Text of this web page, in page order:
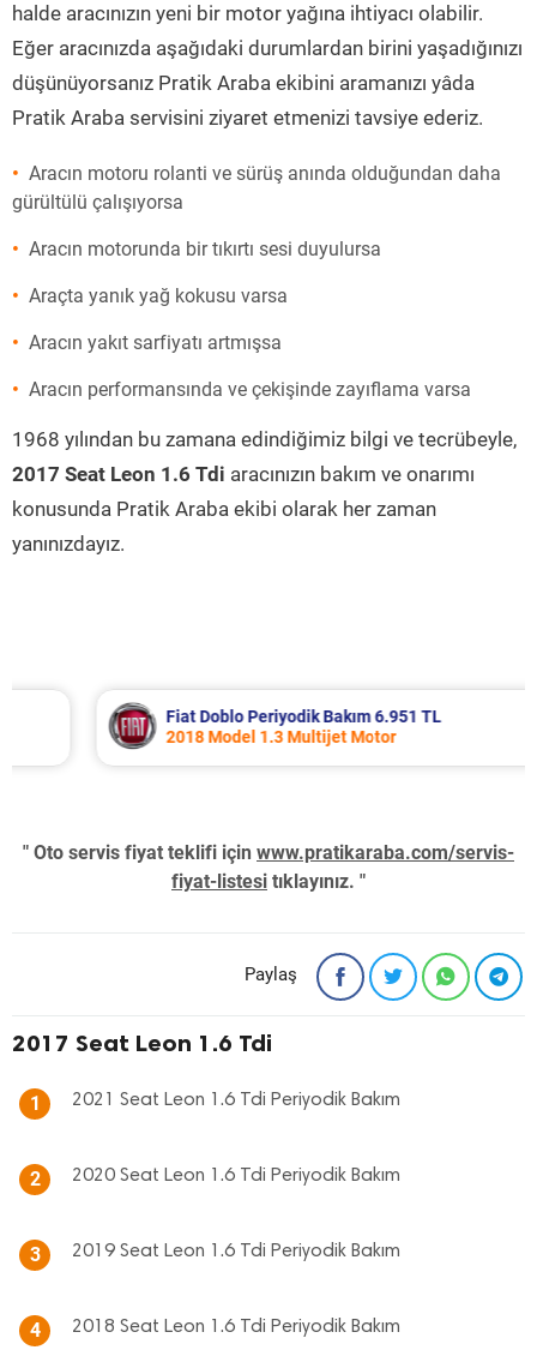
halde aracınızın yeni bir motor yağına ihtiyacı olabilir.
Eğer aracınızda aşağıdaki durumlardan birini yaşadığınızı
düşünüyorsanız Pratik Araba ekibini aramanızı yâda
Pratik Araba servisini ziyaret etmenizi tavsiye ederiz.
Aracın motoru rolanti ve sürüş anında olduğundan daha
gürültülü çalışıyorsa
Aracın motorunda bir tıkırtı sesi duyulursa
Araçta yanık yağ kokusu varsa
Aracın yakıt sarfiyatı artmışsa
Aracın performansında ve çekişinde zayıflama varsa
1968 yılından bu zamana edindiğimiz bilgi ve tecrübeyle,
2017 Seat Leon 1.6 Tdi aracınızın bakım ve onarımı
konusunda Pratik Araba ekibi olarak her zaman
yanınızdayız.
Fiat Doblo Periyodik Bakım 6.951 TL
2018 Model 1.3 Multijet Motor
" Oto servis fiyat teklifi için www.pratikaraba.com/servis-
fiyat-listesi tıklayınız. "
Paylaş
2017 Seat Leon 1.6 Tdi
1 2021 Seat Leon 1.6 Tdi Periyodik Bakım
2 2020 Seat Leon 1.6 Tdi Periyodik Bakım
3 2019 Seat Leon 1.6 Tdi Periyodik Bakım
4 2018 Seat Leon 1.6 Tdi Periyodik Bakım